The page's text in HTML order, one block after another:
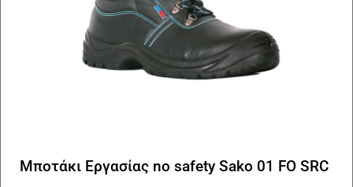
Μποτάκι Εργασίας no safety Sako 01 FO SRC